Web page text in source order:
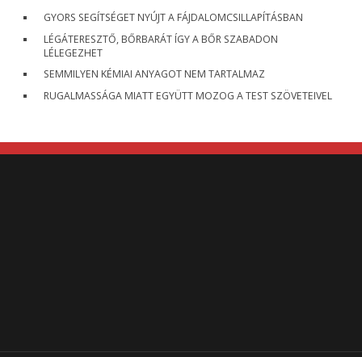
GYORS SEGÍTSÉGET NYÚJT A FÁJDALOMCSILLAPÍTÁSBAN
LÉGÁTERESZTŐ, BŐRBARÁT ÍGY A BŐR SZABADON
LÉLEGEZHET
SEMMILYEN KÉMIAI ANYAGOT NEM TARTALMAZ
RUGALMASSÁGA MIATT EGYÜTT MOZOG A TEST SZÖVETEIVEL